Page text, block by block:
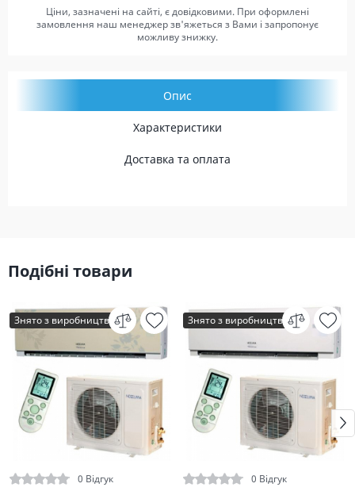
Ціни, зазначені на сайті, є довідковими. При оформлені
замовлення наш менеджер зв'яжеться з Вами і запропонує
можливу знижку.
Опис
Характеристики
Доставка та оплата
Подібні товари
Знято з виробництва
0 Відгук
Знято з виробництва
0 Відгук